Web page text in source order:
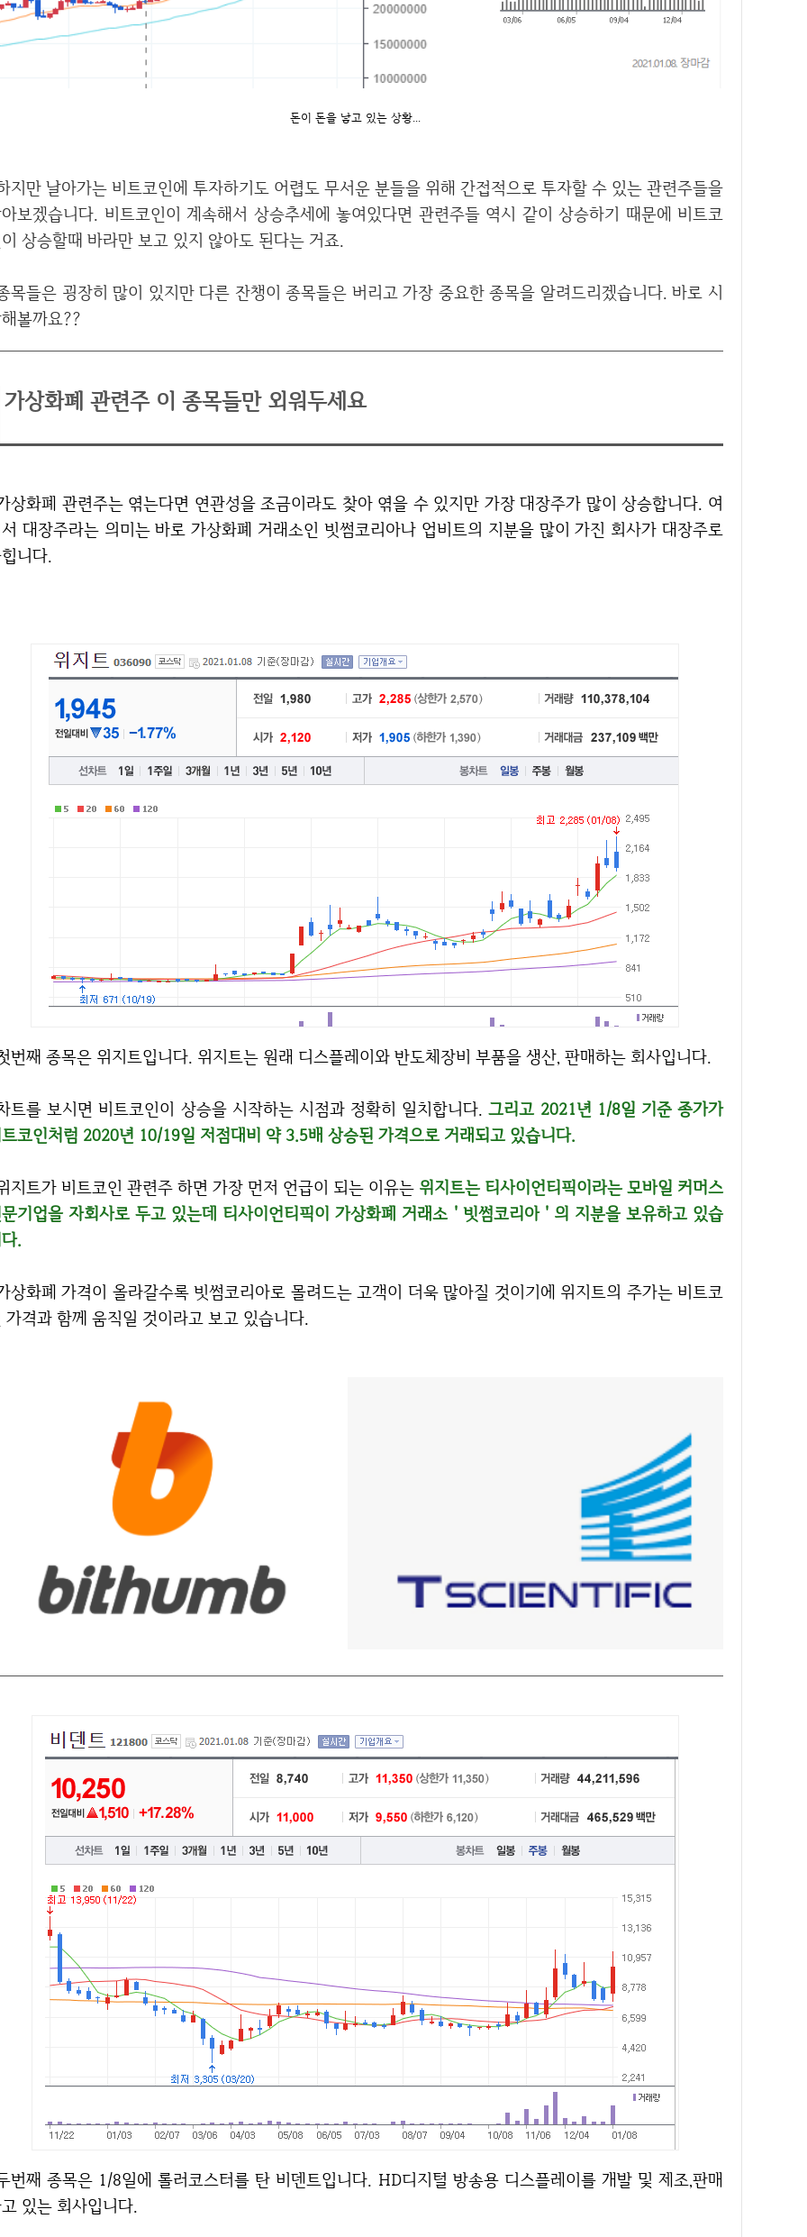
돈이 돈을 낳고 있는 상황...
들을 위해 간접적으로 투자할 수 있는 관련주들을
보겠습니다. 비트코인이 계속해서 상승추세에 놓여있다면 관련주들 역시 같이 상승하기 때문에 비트코
상승할때 바라만 보고 있지 않아도 된다는 거죠.
가장 중요한 종목을 알려드리겠습니다. 바로 시
볼까요??
가상화폐 관련주 이 종목들만 외워두세요
을 수 있지만 가장 대장주가 많이 상승합니다. 여
대장주라는 의미는 바로 가상화폐 거래소인 빗썸코리아나 업비트의 지분을 많이 가진 회사가 대장주로
니다.
첫번째 종목은 위지트입니다. 위지트는 원래 디스플레이와 반도체장비 부품을 생산, 판매하는 회사입니다.
차트를 보시면 비트코인이 상승을 시작하는 시점과 정확히 일치합니다.그리고 2021년 1/8일 기준 종가가
코인처럼 2020년 10/19일 저점대비 약 3.5배 상승된 가격으로 거래되고 있습니다.
위지트가 비트코인 관련주 하면 가장 먼저 언급이 되는 이유는 위지트는 티사이언티픽이라는 모바일 커머스
기업을 자회사로 두고 있는데 티사이언티픽이 가상화폐 거래소 ' 빗썸코리아 ' 의 지분을 보유하고 있습
.
더욱 많아질 것이기에 위지트의 주가는 비트코
가격과 함께 움직일 것이라고 보고 있습니다.
디지털 방송용 디스플레이를 개발 및 제조,판매
있는 회사입니다.